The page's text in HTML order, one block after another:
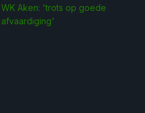
WK Aken: 'trots op goede
afvaardiging'